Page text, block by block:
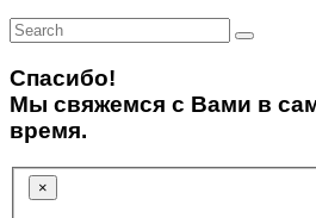
Спасибо!
Мы свяжемся с Вами в
время.
×